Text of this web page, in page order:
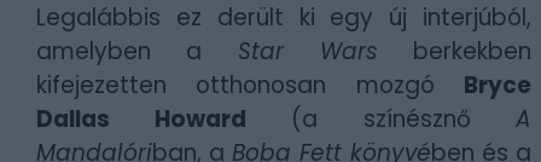
Legalábbis ez derült ki egy új interjúból,
amelyben a Star Wars berkekben
kifejezetten otthonosan mozgó Bryce
Dallas Howard (a színésznő A
Mandalóriban, a Boba Fett könyvében és a